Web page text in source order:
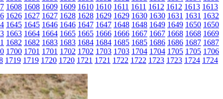
1608 1608 1609 1609 1610 1610 1611 1611 1612 1612 1613 1613
1626 1627 1627 1628 1628 1629 1629 1630 1630 1631 1631 1632
1645 1645 1646 1646 1647 1647 1648 1648 1649 1649 1650 1650
1663 1664 1664 1665 1665 1666 1666 1667 1667 1668 1668 1669
1682 1682 1683 1683 1684 1684 1685 1685 1686 1686 1687 1687
1700 1701 1701 1702 1702 1703 1703 1704 1704 1705 1705 1706
1719 1719 1720 1720 1721 1721 1722 1722 1723 1723 1724 1724